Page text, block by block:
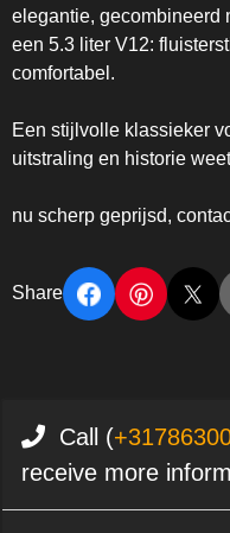
elegantie, gecombineerd
een 5.3 liter V12:
comfortabel.
Een stijlvolle klassieker
uitstraling en historie
nu scherp geprijsd,
Share
Call (
receive more